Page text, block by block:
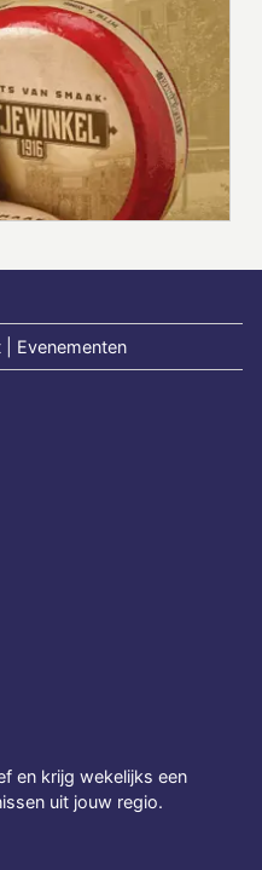
Evenementen
en krijg wekelijks een
uit jouw regio.